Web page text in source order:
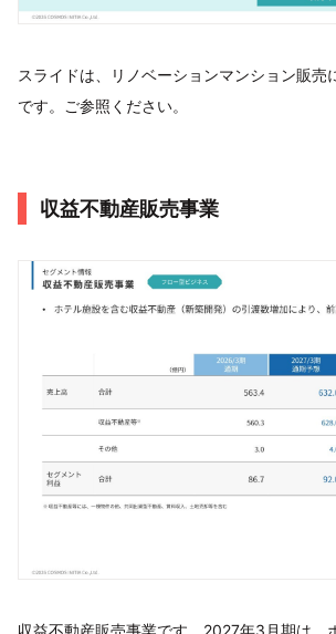
スライドは、リノベーションマンション販売
です。ご参照ください。
収益不動産販売事業
収益不動産販売事業です。2027年3月期は、